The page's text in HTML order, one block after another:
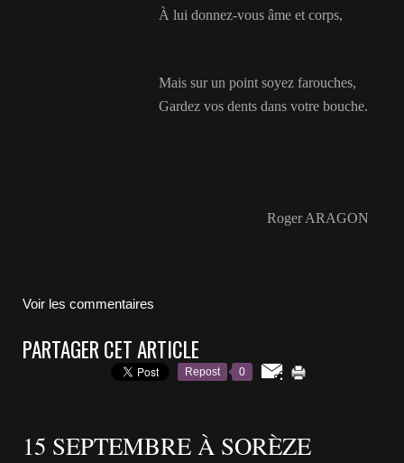
À lui donnez-vous âme et corps,
Mais sur un point soyez farouches,
Gardez vos dents dans votre bouche.
Roger ARAGON
Voir les commentaires
PARTAGER CET ARTICLE
Repost 0
15 SEPTEMBRE À SORÈZE